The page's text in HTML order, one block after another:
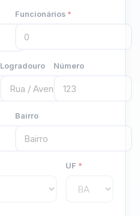
Funcionários *
Logradouro Número
Bairro
UF *